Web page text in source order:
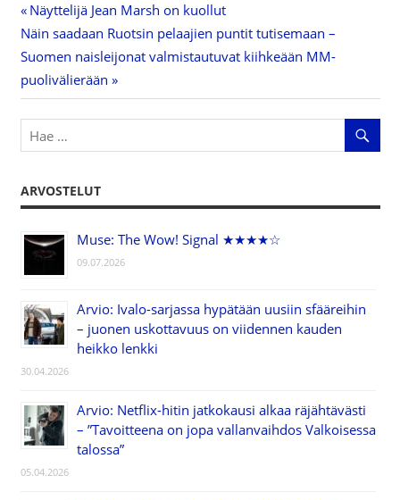
Artikkelien
selaus
Previous
Post:
Näyttelijä Jean Marsh on kuollut
Next
Post:
Näin saadaan Ruotsin pelaajien puntit tutisemaan –
Suomen naisleijonat valmistautuvat kiihkeään MM-
puolivälierään
ARVOSTELUT
Muse: The Wow! Signal ★★★★☆
09.07.2026
Arvio: Ivalo-sarjassa hypätään uusiin sfääreihin
– juonen uskottavuus on viidennen kauden
heikko lenkki
30.04.2026
Arvio: Netflix-hitin jatkokausi alkaa räjähtävästi
– ”Tavoitteena on jopa vallanvaihdos Valkoisessa
talossa”
05.04.2026